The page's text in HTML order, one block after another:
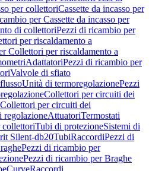
per collettoriCassette da incasso per
per Cassette da incasso per
di collettoriPezzi di ricambio per
per riscaldamento a
Collettori per riscaldamento a
AdattatoriPezzi di ricambio per
Valvole di sfiato
Unità di termoregolazionePezzi
Collettori per circuiti dei
per circuiti dei
regolazioneAttuatoriTermostati
collettoriTubi di protezioneSistemi di
Silent-db20TubiRaccordiPezzi di
Pezzi di ricambio per
Pezzi di ricambio per Braghe
CurveRaccordi